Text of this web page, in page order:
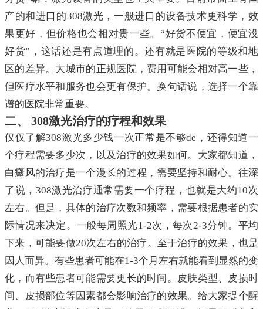
产的和进口的308激光，一般进口的设备技术更科学，效
果更好，但价格也会相对贵一些。“好货不便宜，便宜没
好货”，这话还是有点道理的。还有就是医院的等级和地
区的差异。大城市的正规医院，费用可能会相对高一些，
但医疗水平和服务也会更有保护。换句话说，选择一个靠
谱的医院非常重要。
二、 308激光治疗的疗程和效果
仅仅了解308激光多少钱一次正常是不够dē，还得知道一
个疗程需要多少次，以及治疗的效果如何。大家都知道，
白癜风的治疗是一个漫长的过程，需要坚持和耐心。往深
了说，308激光治疗通常需要一个疗程，也就是大约10次
左右。但是，具体的治疗次数和频率，需要根据患者的实
际情况来决定。一般每周照光1-2次，每次2-3分钟。平均
下来，可能要做20次左右的治疗。至于治疗的效果，也是
因人而异。有些患者可能在1-3个月左右就能看到显然的变
化，而有些患者可能需要更长的时间。皮肤类型、皮损时
间、皮损部位等因素都会影响治疗的效果。给大家提个醒